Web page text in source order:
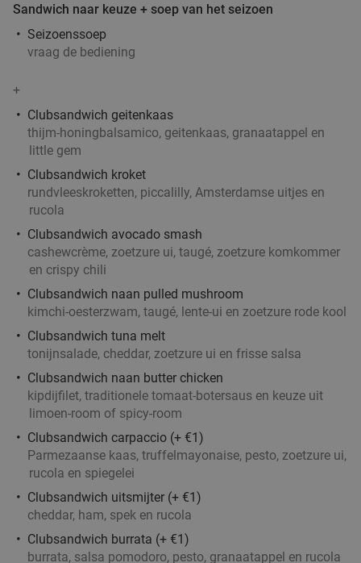
Mahanakorn
Utrecht
Verkocht: 259
3-gangendiner à la carte bij Restaurant Toque
Toque in hartje Utrecht
Zo Ma Di Wo
Do
Restaurant Toque Toque
Utrecht
Verkocht: 200
3-gangendiner à la carte bij Grand Cafe
Quignon
Zo Ma Di Wo
Do
Grand Cafe Quignon
Utrecht 2 min. directions_walk
Verkocht: 554
Sandwich naar keuze + soep van het seizoen
Seizoenssoep
vraag de bediening
+
Clubsandwich geitenkaas
thijm-honingbalsamico, geitenkaas, granaatappel en
little gem
Clubsandwich kroket
rundvleeskroketten, piccalilly, Amsterdamse uitjes en
rucola
Clubsandwich avocado smash
cashewcrème, zoetzure ui, taugé, zoetzure komkommer
en crispy chili
Clubsandwich naan pulled mushroom
kimchi-oesterzwam, taugé, lente-ui en zoetzure rode kool
Clubsandwich tuna melt
tonijnsalade, cheddar, zoetzure ui en frisse salsa
Clubsandwich naan butter chicken
kipdijfilet, traditionele tomaat-botersaus en keuze uit
limoen-room of spicy-room
Clubsandwich carpaccio (+ €1)
Parmezaanse kaas, truffelmayonaise, pesto, zoetzure ui,
rucola en spiegelei
Clubsandwich uitsmijter (+ €1)
cheddar, ham, spek en rucola
Clubsandwich burrata (+ €1)
burrata, salsa pomodoro, pesto, granaatappel en rucola